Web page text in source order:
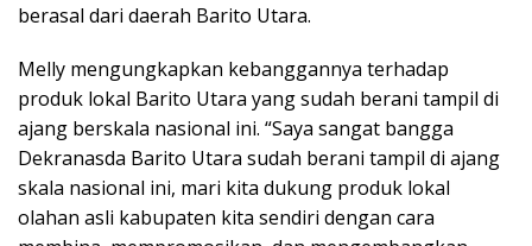
berasal dari daerah Barito Utara.
Melly mengungkapkan kebanggannya terhadap
produk lokal Barito Utara yang sudah berani tampil di
ajang berskala nasional ini. “Saya sangat bangga
Dekranasda Barito Utara sudah berani tampil di ajang
skala nasional ini, mari kita dukung produk lokal
olahan asli kabupaten kita sendiri dengan cara